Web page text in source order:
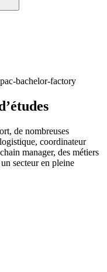
de nombreuses
coordinateur
manager, des métiers
secteur en pleine